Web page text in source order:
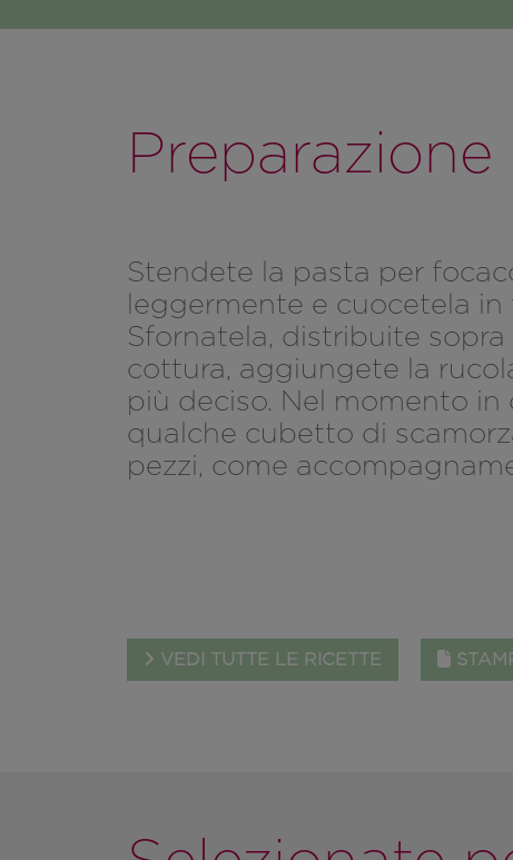
Preparazione
Stendete la pasta per
leggermente e cuocetela
Sfornatela, distribuite
cottura, aggiungete la
più deciso. Nel momento
qualche cubetto di
pezzi, come
VEDI TUTTE LE RICETTE